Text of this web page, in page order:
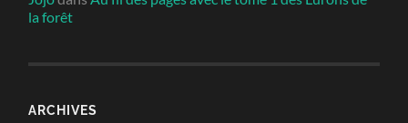
la forêt
ARCHIVES